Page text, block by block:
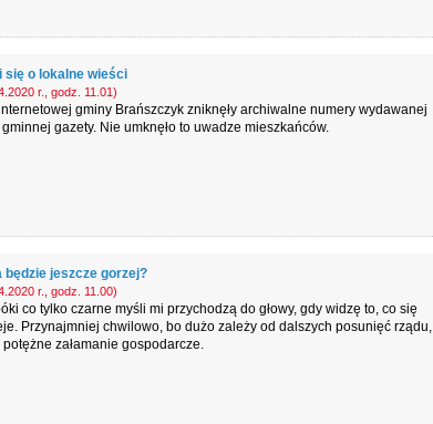
się o lokalne wieści
r., godz. 11.01)
gminy Brańszczyk zniknęły archiwalne numery wydawanej
gazety. Nie umknęło to uwadze mieszkańców.
będzie jeszcze gorzej?
r., godz. 11.00)
co tylko czarne myśli mi przychodzą do głowy, gdy widzę to, co się
Przynajmniej chwilowo, bo dużo zależy od dalszych posunięć rządu,
załamanie gospodarcze.